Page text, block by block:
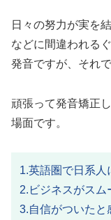
日々の努力が実を
などに間違われる
発音ですが、それ
頑張って発音矯正
場面です。
1.英語圏で日系人
2.ビジネスがスム
3.自信がついたと